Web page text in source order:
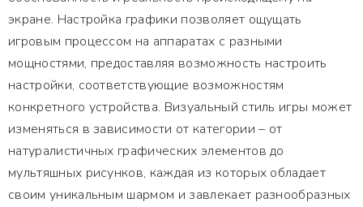
экране. Настройка графики позволяет ощущать
игровым процессом на аппаратах с разными
мощностями, предоставляя возможность настроить
настройки, соответствующие возможностям
конкретного устройства. Визуальный стиль игры может
изменяться в зависимости от категории – от
натуралистичных графических элементов до
мультяшных рисунков, каждая из которых обладает
своим уникальным шармом и завлекает разнообразных